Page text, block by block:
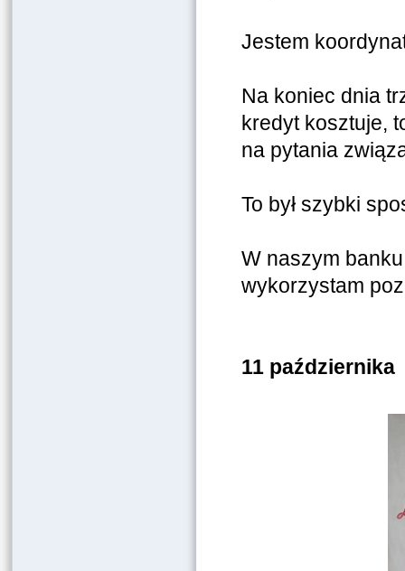
Jestem
Na koniec dnia
kredyt kosztuje,
na pytania
To był szybki
W naszym
wykorzystam
11 października